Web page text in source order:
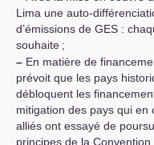
Lima une auto-
d’émissions de GES :
souhaite ;
– En matière de
prévoit que les pays
débloquent les
mitigation des pays qui en
alliés ont essayé de
principes de la Convention.